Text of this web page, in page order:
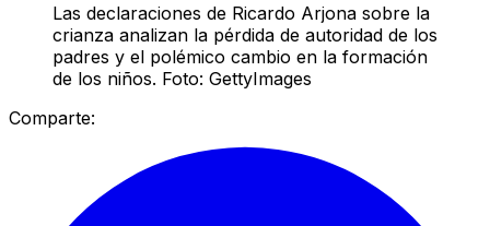
Las declaraciones de Ricardo Arjona sobre la
crianza analizan la pérdida de autoridad de los
padres y el polémico cambio en la formación
de los niños. Foto: GettyImages
Comparte: